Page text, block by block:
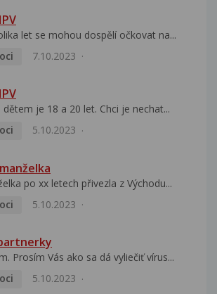
let se mohou dospělí očkovat na...
7.10.2023
je 18 a 20 let. Chci je nechat...
5.10.2023
po xx letech přivezla z Východu...
5.10.2023
Prosím Vás ako sa dá vyliečiť vírus...
5.10.2023